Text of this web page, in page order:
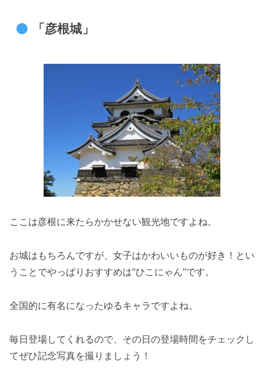
「彦根城」
ここは彦根に来たらかかせない観光地ですよね。
お城はもちろんですが、女子はかわいいものが好き！とい
うことでやっぱりおすすめは“ひこにゃん”です。
全国的に有名になったゆるキャラですよね。
毎日登場してくれるので、その日の登場時間をチェックし
てぜひ記念写真を撮りましょう！